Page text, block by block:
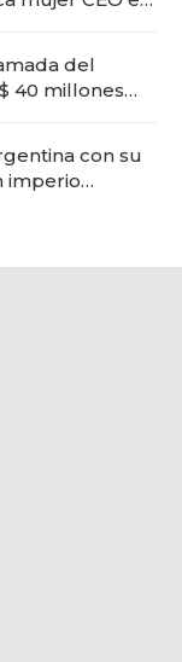
del
40 millones
con su
imperio